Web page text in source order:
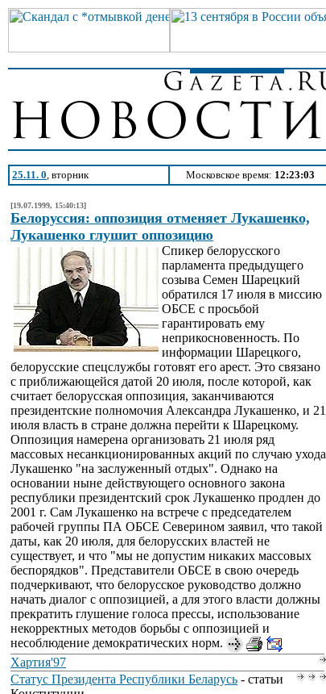
25.11. 0, вторник Московское время: 12:23:03
[19.07.1999, 15:40:13]
Белоруссия: оппозиция отменяет Лукашенко,
Лукашенко глушит оппозицию
Спикер белорусского
парламента предыдущего
созыва Семен Шарецкий
обратился 17 июля в миссию
ОБСЕ с просьбой
гарантировать ему
неприкосновенность. По
информации Шарецкого,
белорусские спецслужбы готовят его арест. Это связано
с приближающейся датой 20 июля, после которой, как
считает белорусская оппозиция, заканчиваются
президентские полномочия Александра Лукашенко, и 21
июля власть в стране должна перейти к Шарецкому.
Оппозиция намерена организовать 21 июля ряд
массовых несанкционированных акций по случаю ухода
Лукашенко "на заслуженный отдых". Однако на
основании ныне действующего основного закона
республики президентский срок Лукашенко продлен до
2001 г. Сам Лукашенко на встрече с председателем
рабочей группы ПА ОБСЕ Северином заявил, что такой
даты, как 20 июля, для белорусских властей не
существует, и что "мы не допустим никаких массовых
беспорядков". Представители ОБСЕ в свою очередь
подчеркивают, что белорусское руководство должно
начать диалог с оппозицией, а для этого власти должны
прекратить глушение голоса прессы, использование
некорректных методов борьбы с оппозицией и
несоблюдение демократических норм.
Хартия'97
Статус Президента Республики Беларусь - статьи